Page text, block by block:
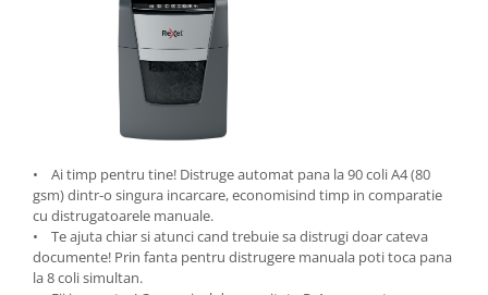
Distrugatoare documente
Cosuri de gunoi pentru birou
Scaune, birouri si produse
Masini de legat, indosariat si
Protocol si HORECA
Apa si bauturi racoritoare
Cafea, ceai, zahar, lapte
Casa si bucatarie
• Ai timp pentru tine! Distruge automat pana la 90 coli A4 (80
gsm) dintr-o singura incarcare, economisind timp in comparatie
cu distrugatoarele manuale.
• Te ajuta chiar si atunci cand trebuie sa distrugi doar cateva
documente! Prin fanta pentru distrugere manuala poti toca pana
la 8 coli simultan.